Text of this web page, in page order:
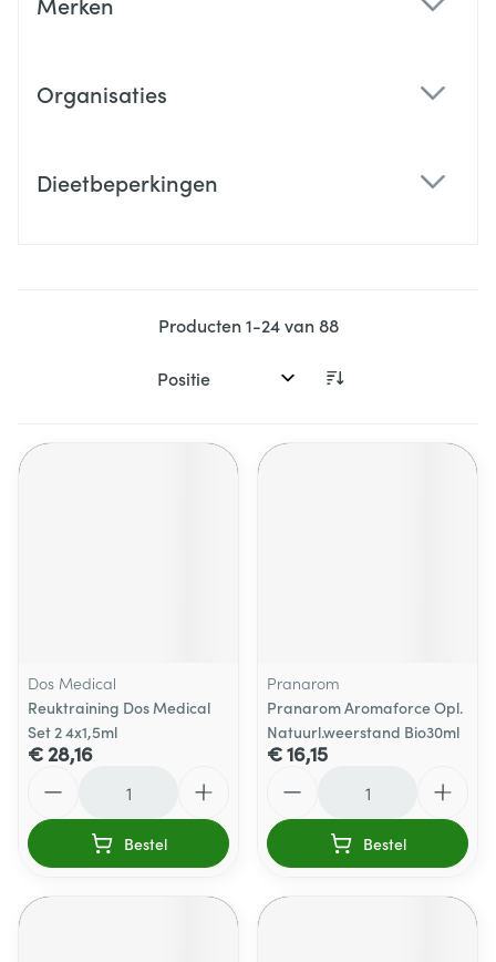
Organisaties
Dieetbeperkingen
Producten1-24van88
Sorteer op:
Dos Medical
Reuktraining Dos Medical
Set 2 4x1,5ml
€ 28,16
Bestel
Pranarom
Pranarom Aromaforce Opl.
Natuurl.weerstand Bio30ml
€ 16,15
Bestel